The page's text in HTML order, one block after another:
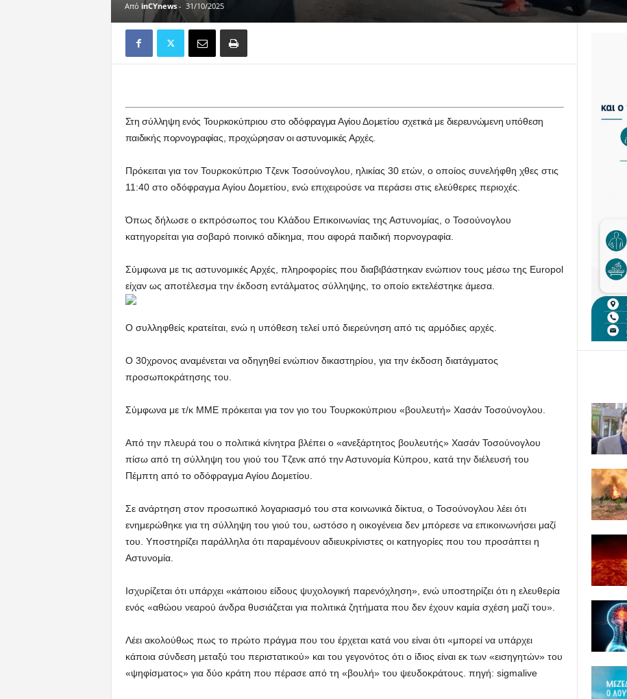
Από inCYnews- 31/10/2025
Στη σύλληψη ενός Τουρκοκύπριου στο οδόφραγμα Αγίου Δομετίου σχετικά με διερευνώμενη υπόθεση
παιδικής πορνογραφίας, προχώρησαν οι αστυνομικές Αρχές.
Πρόκειται για τον Τουρκοκύπριο Τζενκ Τοσούνογλου, ηλικίας 30 ετών, ο οποίος συνελήφθη χθες στις
11:40 στο οδόφραγμα Αγίου Δομετίου, ενώ επιχειρούσε να περάσει στις ελεύθερες περιοχές.
Όπως δήλωσε ο εκπρόσωπος του Κλάδου Επικοινωνίας της Αστυνομίας, ο Τοσούνογλου
κατηγορείται για σοβαρό ποινικό αδίκημα, που αφορά παιδική πορνογραφία.
Σύμφωνα με τις αστυνομικές Αρχές, πληροφορίες που διαβιβάστηκαν ενώπιον τους μέσω της Europol
είχαν ως αποτέλεσμα την έκδοση εντάλματος σύλληψης, το οποίο εκτελέστηκε άμεσα.
Ο συλληφθείς κρατείται, ενώ η υπόθεση τελεί υπό διερεύνηση από τις αρμόδιες αρχές.
Ο 30χρονος αναμένεται να οδηγηθεί ενώπιον δικαστηρίου, για την έκδοση διατάγματος
προσωποκράτησης του.
Σύμφωνα με τ/κ ΜΜΕ πρόκειται για τον γιο του Τουρκοκύπριου «βουλευτή» Χασάν Τοσούνογλου.
Από την πλευρά του ο πολιτικά κίνητρα βλέπει ο «ανεξάρτητος βουλευτής» Χασάν Τοσούνογλου
πίσω από τη σύλληψη του γιού του Τζενκ από την Αστυνομία Κύπρου, κατά την διέλευσή του
Πέμπτη από το οδόφραγμα Αγίου Δομετίου.
Σε ανάρτηση στον προσωπικό λογαριασμό του στα κοινωνικά δίκτυα, ο Τοσούνογλου λέει ότι
ενημερώθηκε για τη σύλληψη του γιού του, ωστόσο η οικογένεια δεν μπόρεσε να επικοινωνήσει μαζί
του. Υποστηρίζει παράλληλα ότι παραμένουν αδιευκρίνιστες οι κατηγορίες που του προσάπτει η
Αστυνομία.
Ισχυρίζεται ότι υπάρχει «κάποιου είδους ψυχολογική παρενόχληση», ενώ υποστηρίζει ότι η ελευθερία
ενός «αθώου νεαρού άνδρα θυσιάζεται για πολιτικά ζητήματα που δεν έχουν καμία σχέση μαζί του».
Λέει ακολούθως πως το πρώτο πράγμα που του έρχεται κατά νου είναι ότι «μπορεί να υπάρχει
κάποια σύνδεση μεταξύ του περιστατικού» και του γεγονότος ότι ο ίδιος είναι εκ των «εισηγητών» του
«ψηφίσματος» για δύο κράτη που πέρασε από τη «βουλή» του ψευδοκράτους. πηγή: sigmalive